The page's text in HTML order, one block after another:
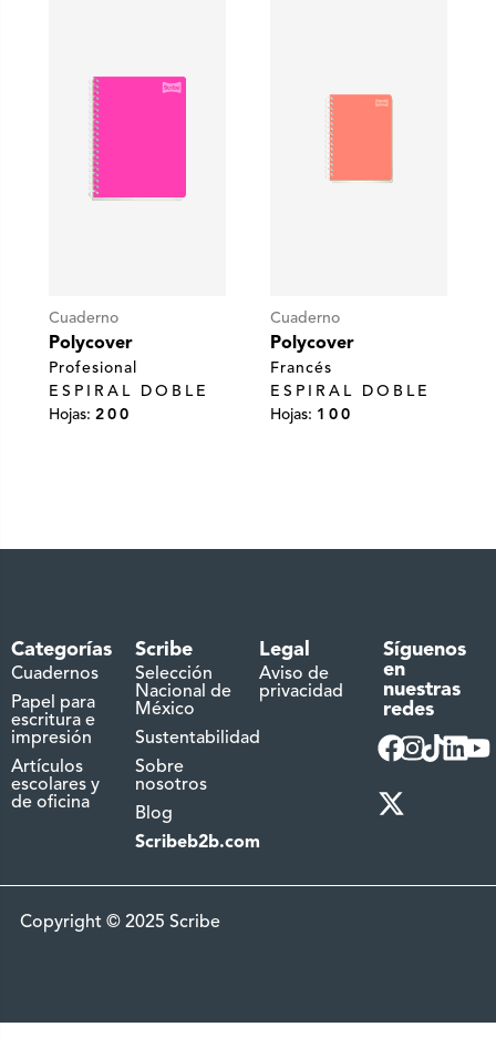
Cuaderno
Polycover
Profesional
ESPIRAL DOBLE
Hojas: 200
Cuaderno
Polycover
Francés
ESPIRAL DOBLE
Hojas: 100
Categorías
Cuadernos
Papel para
escritura e
impresión
Artículos
escolares y
de oficina
Scribe
Selección
Nacional de
México
Sustentabilidad
Sobre
nosotros
Blog
Scribeb2b.com
Legal
Aviso de
privacidad
Síguenos
en
nuestras
redes
Copyright © 2025 Scribe